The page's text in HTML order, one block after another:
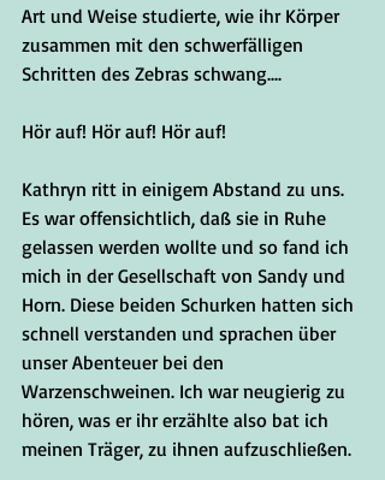
Art und Weise studierte, wie ihr Körper
zusammen mit den schwerfälligen
Schritten des Zebras schwang....
Hör auf! Hör auf! Hör auf!
Kathryn ritt in einigem Abstand zu uns.
Es war offensichtlich, daß sie in Ruhe
gelassen werden wollte und so fand ich
mich in der Gesellschaft von Sandy und
Horn. Diese beiden Schurken hatten sich
schnell verstanden und sprachen über
unser Abenteuer bei den
Warzenschweinen. Ich war neugierig zu
hören, was er ihr erzählte also bat ich
meinen Träger, zu ihnen aufzuschließen.